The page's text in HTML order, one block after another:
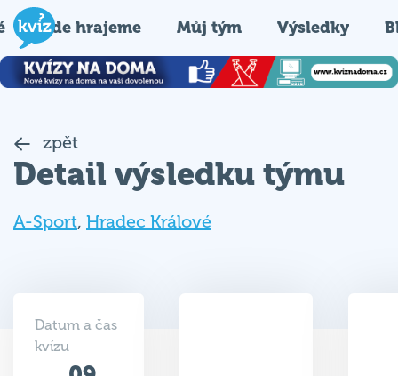
Kde hrajeme Můj tým Výsledky
zpět
Detail výsledku týmu
A-Sport, Hradec Králové
Datum a čas
kvízu